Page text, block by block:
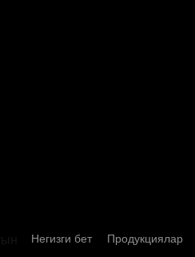
Оюн перифериялык
Негизги бет Продукциялар